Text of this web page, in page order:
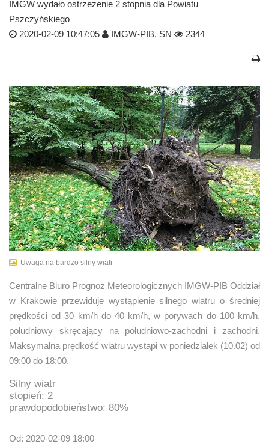
IMGW wydało ostrzeżenie 2 stopnia dla Powiatu
Pszczyńskiego
2020-02-09 10:47:05
IMGW-PIB, SN 2344
Uwaga na bardzo silny wiatr
Centralne Biuro Prognoz Meteorologicznych IMGW-PIB Oddział
w Krakowie przewiduje wystąpienie silnego wiatru o średniej
prędkości od 30 km/h do 40 km/h, w porywach do 100 km/h,
południowy skręcający na południowo-zachodni i zachodni.
Maksymalna prędkość wiatru wystąpi w poniedziałek (10.02) od
09:00 do 18:00.
Silny wiatr
stopień: 2
prawdopodobieństwo: 80%
Od: 2020-02-09 18:00